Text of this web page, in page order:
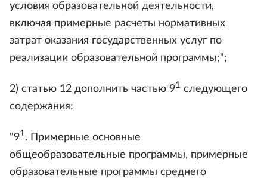
условия образовательной деятельности,
включая примерные расчеты нормативных
затрат оказания государственных услуг по
реализации образовательной программы;";
2) статью 12 дополнить частью 91 следующего
содержания:
"91. Примерные основные
общеобразовательные программы, примерные
образовательные программы среднего